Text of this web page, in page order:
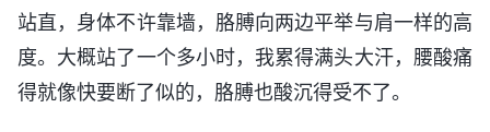
站直，身体不许靠墙，胳膊向两边平举与肩一样的高
度。大概站了一个多小时，我累得满头大汗，腰酸痛
得就像快要断了似的，胳膊也酸沉得受不了。